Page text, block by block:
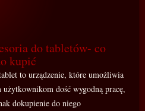
do tabletów- co
kupić
to urządzenie, które umożliwia
użytkownikom dość wygodną pracę,
dokupienie do niego